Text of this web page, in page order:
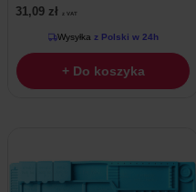
31,09 zł z VAT
Wysyłka z Polski w 24h
+ Do koszyka